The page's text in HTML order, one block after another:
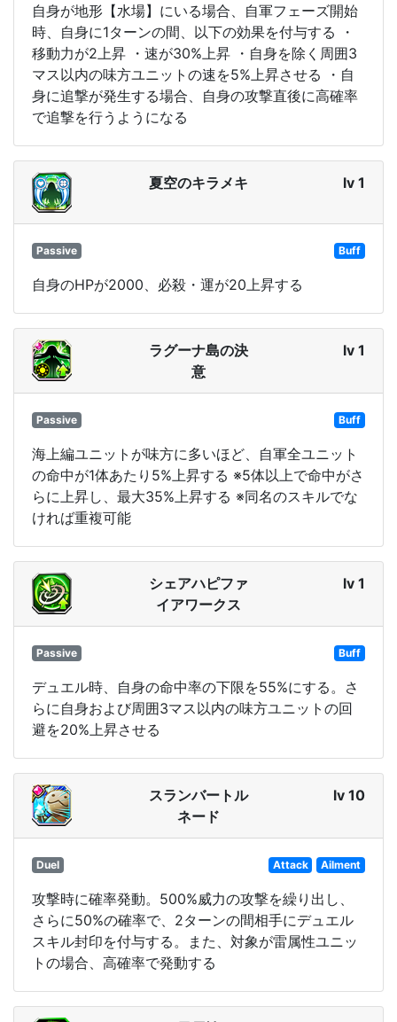
自身が地形【水場】にいる場合、自軍フェーズ開始
時、自身に1ターンの間、以下の効果を付与する ・
移動力が2上昇 ・速が30%上昇 ・自身を除く周囲3
マス以内の味方ユニットの速を5%上昇させる ・自
身に追撃が発生する場合、自身の攻撃直後に高確率
で追撃を行うようになる
夏空のキラメキ lv 1
Passive Buff
自身のHPが2000、必殺・運が20上昇する
ラグーナ島の決
意
lv 1
Passive Buff
海上編ユニットが味方に多いほど、自軍全ユニット
の命中が1体あたり5%上昇する ※5体以上で命中がさ
らに上昇し、最大35%上昇する ※同名のスキルでな
ければ重複可能
シェアハピファ
イアワークス
lv 1
Passive Buff
デュエル時、自身の命中率の下限を55%にする。さ
らに自身および周囲3マス以内の味方ユニットの回
避を20%上昇させる
スランバートル
ネード
lv 10
Duel Attack Ailment
攻撃時に確率発動。500%威力の攻撃を繰り出し、
さらに50%の確率で、2ターンの間相手にデュエル
スキル封印を付与する。また、対象が雷属性ユニッ
トの場合、高確率で発動する